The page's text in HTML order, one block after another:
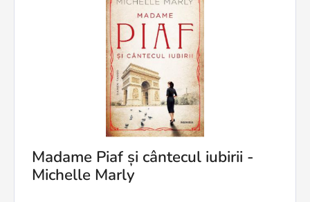
Madame Piaf și cântecul iubirii -
Michelle Marly